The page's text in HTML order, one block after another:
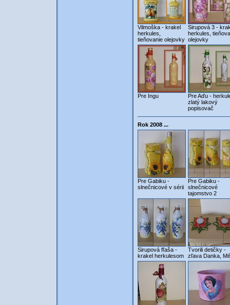
Vilmoška - krakel
herkules,
tieňovanie olejovky
Sirupová 3 -
herkules,
olejovky
Pre Ingu
Pre Aďu -
zlatý lakový
popisovač
Rok 2008 ...
Pre Gabiku -
slnečnicové v sérii
Pre Gabiku -
slnečnicové
tajomstvo 2
Sirupová fľaša -
krakel herkulesom
Tvorili detičky -
zľava Danka,